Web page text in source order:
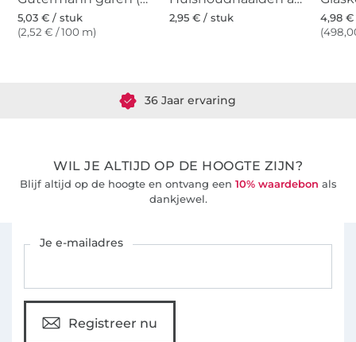
5,03 € / stuk
(2,52 € / 100 m)
2,95 € / stuk
4,98
36 Jaar ervaring
WIL JE ALTIJD OP DE HOOGTE ZIJN?
Blijf altijd op de hoogte en ontvang een 10% waardebon als
dankjewel.
Je e-mailadres
Registreer nu